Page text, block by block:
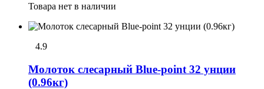
Товара нет в наличии
4.9
Молоток слесарный Blue-point 32 унции
(0.96кг)